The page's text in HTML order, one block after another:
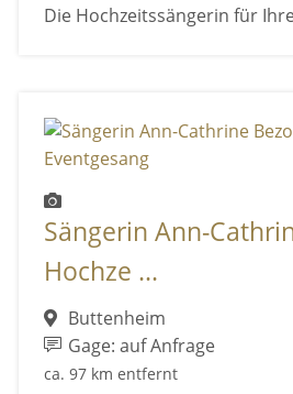
Die Hochzeitssängerin für
Sängerin Ann-
Hochze ...
Buttenheim
Gage: auf Anfrage
ca. 97 km entfernt